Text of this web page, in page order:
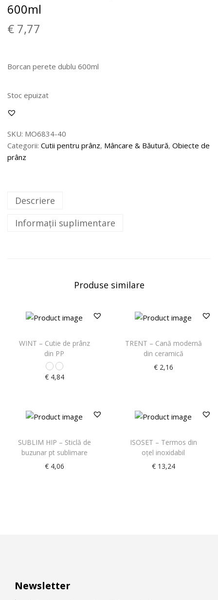
600ml
€ 7,77
Borcan perete dublu 600ml
Stoc epuizat
SKU: MO6834-40
Categorii: Cutii pentru prânz, Mâncare & Băutură, Obiecte de
prânz
Descriere
Informații suplimentare
Produse similare
WINT – Cutie de prânz
din PP
€4,84
TRENT – Cană modernă
din ceramică
€2,16
SUBLIM HIP – Sticlă de
buzunar pt sublimare
€4,06
ISOSET – Termos din
oţel inoxidabil
€13,24
Newsletter